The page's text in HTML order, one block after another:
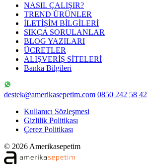
NASIL ÇALIŞIR?
TREND ÜRÜNLER
İLETİŞİM BİLGİLERİ
SIKÇA SORULANLAR
BLOG YAZILARI
ÜCRETLER
ALIŞVERİŞ SİTELERİ
Banka Bilgileri
destek@amerikasepetim.com 0850 242 58 42
Kullanıcı Sözleşmesi
Gizlilik Politikası
Çerez Politikası
© 2026 Amerikasepetim